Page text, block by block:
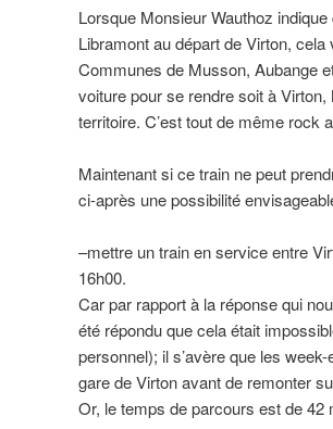
Lorsque Monsieur Wauthoz
Libramont au départ de Virton,
Communes de Musson, Aubange
voiture pour se rendre soit à
territoire. C’est tout de même rock
Maintenant si ce train ne peut
ci-après une possibilité
–mettre un train en service entre
16h00.
Car par rapport à la réponse qui
été répondu que cela était
personnel); il s’avère que les
gare de Virton avant de remonter
Or, le temps de parcours est de